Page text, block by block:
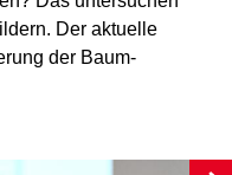
Der aktuelle
der Baum-